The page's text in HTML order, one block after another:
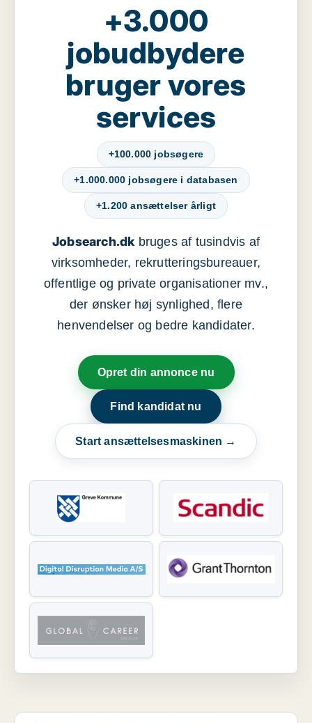
+3.000
jobudbydere
bruger vores
services
+100.000 jobsøgere
+1.000.000 jobsøgere i databasen
+1.200 ansættelser årligt
Jobsearch.dkbruges af tusindvis af
virksomheder, rekrutteringsbureauer,
offentlige og private organisationer mv.,
der ønsker høj synlighed, flere
henvendelser og bedre kandidater.
Opret din annonce nu
Find kandidat nu
Start ansættelsesmaskinen →